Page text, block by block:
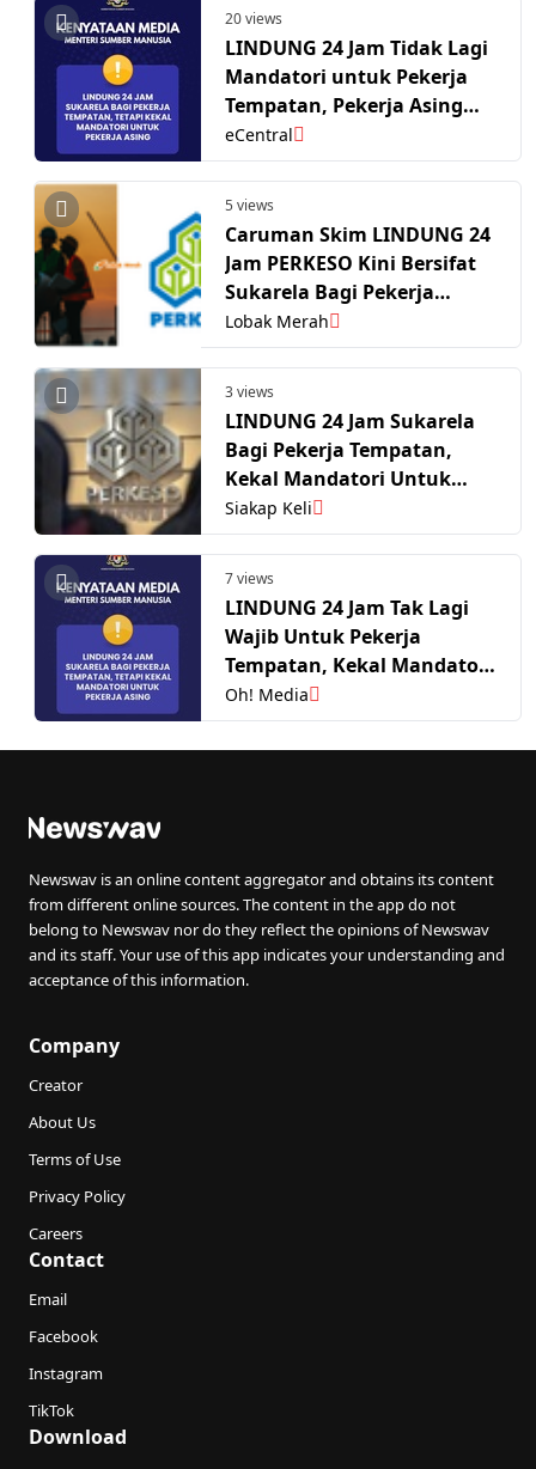
20 views
LINDUNG 24 Jam Tidak Lagi
Mandatori untuk Pekerja
Tempatan, Pekerja Asing
Kekal Diwajibkan
eCentral
5 views
Caruman Skim LINDUNG 24
Jam PERKESO Kini Bersifat
Sukarela Bagi Pekerja
Tempatan Tetapi Kekal
Mandatori Untuk Pekerja
Asing
Lobak Merah
3 views
LINDUNG 24 Jam Sukarela
Bagi Pekerja Tempatan,
Kekal Mandatori Untuk
Pekerja Asing
Siakap Keli
7 views
LINDUNG 24 Jam Tak Lagi
Wajib Untuk Pekerja
Tempatan, Kekal Mandatori
Bagi Pekerja Asing
Oh! Media
Newswav is an online content aggregator and obtains its content
from different online sources. The content in the app do not
belong to Newswav nor do they reflect the opinions of Newswav
and its staff. Your use of this app indicates your understanding and
acceptance of this information.
Company
Creator
About Us
Terms of Use
Privacy Policy
Careers
Contact
Email
Facebook
Instagram
TikTok
Download